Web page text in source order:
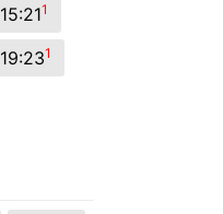
15:211
19:231